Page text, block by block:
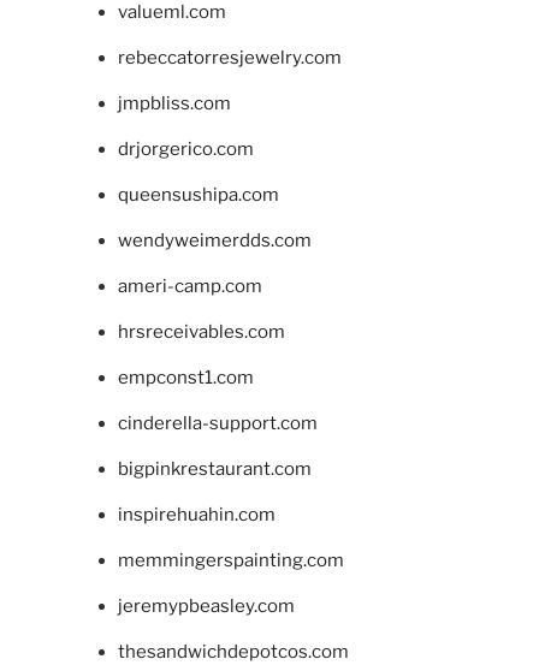
valueml.com
rebeccatorresjewelry.com
jmpbliss.com
drjorgerico.com
queensushipa.com
wendyweimerdds.com
ameri-camp.com
hrsreceivables.com
empconst1.com
cinderella-support.com
bigpinkrestaurant.com
inspirehuahin.com
memmingerspainting.com
jeremypbeasley.com
thesandwichdepotcos.com